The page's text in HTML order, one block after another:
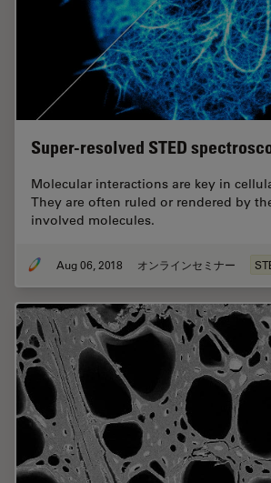
Super-resolved STED
Molecular interactions are key in
They are often ruled or rendered by
involved molecules.
Aug 06, 2018 オンラインセミナー